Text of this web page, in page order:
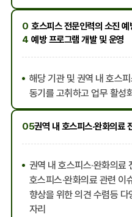
0
4
호스피스 전문인력의 소진
예방 프로그램 개발 및 운영
해당 기관 및 권역 내 호스
동기를 고취하고 업무 활성
05권역 내 호스피스·완화의료
권역 내 호스피스·완화의료
호스피스·완화의료 관련 이
향상을 위한 의견 수렴등
자리